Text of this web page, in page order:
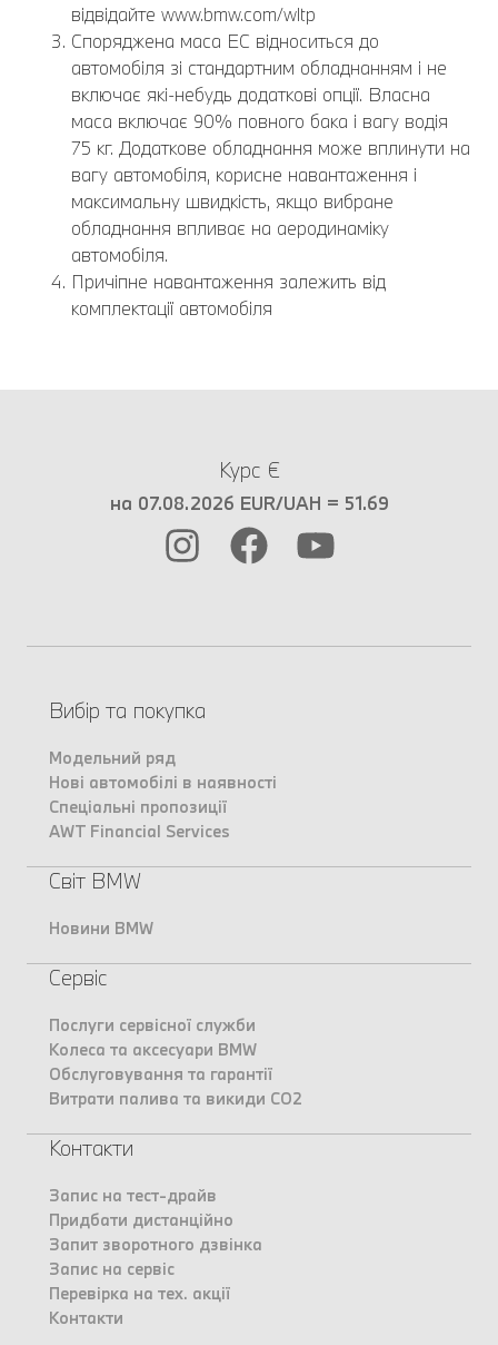
відвідайте www.bmw.com/wltp
Споряджена маса EC відноситься до
автомобіля зі стандартним обладнанням і не
включає які-небудь додаткові опції. Власна
маса включає 90% повного бака і вагу водія
75 кг. Додаткове обладнання може вплинути на
вагу автомобіля, корисне навантаження і
максимальну швидкість, якщо вибране
обладнання впливає на аеродинаміку
автомобіля.
Причіпне навантаження залежить від
комплектації автомобіля
Курс €
на 07.08.2026 EUR/UAH = 51.69
Вибір та покупка
Модельний ряд
Нові автомобілі в наявності
Спеціальні пропозиції
AWT Financial Services
Світ BMW
Новини BMW
Сервіс
Послуги сервісної служби
Колеса та аксесуари BMW
Обслуговування та гарантії
Витрати палива та викиди CO2
Контакти
Запис на тест-драйв
Придбати дистанційно
Запит зворотного дзвінка
Запис на сервіс
Перевірка на тех. акції
Контакти